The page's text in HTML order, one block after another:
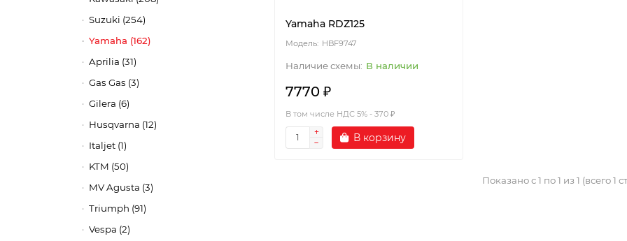
Suzuki (254)
Yamaha (162)
Aprilia (31)
Gas Gas (3)
Gilera (6)
Husqvarna (12)
Italjet (1)
KTM (50)
MV Agusta (3)
Triumph (91)
Vespa (2)
Yamaha RDZ125
HBF9747
В наличии
7770 ₽
В том числе НДС 5% - 370 ₽
В корзину
Показано с 1 по 1 из 1 (всего 1